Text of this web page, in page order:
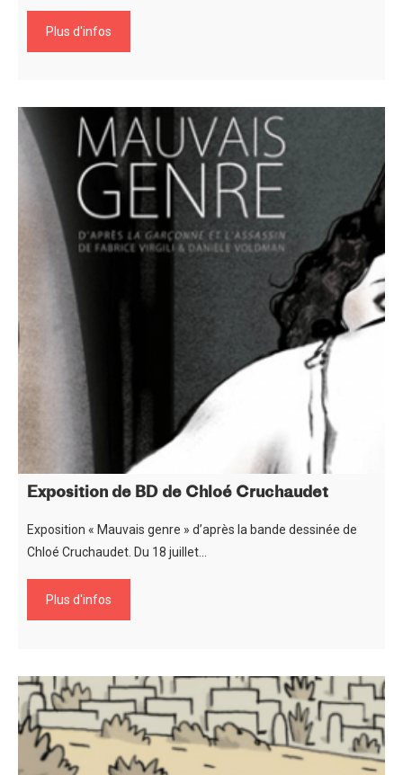
Plus d'infos
Exposition de BD de Chloé Cruchaudet
Exposition « Mauvais genre » d’après la bande dessinée de
Chloé Cruchaudet. Du 18 juillet…
Plus d'infos